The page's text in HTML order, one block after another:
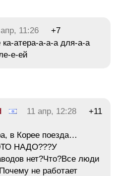
11:26
+7
атера-а-а-а для-а-а
е-ей
11 апр, 12:28 +11
в Корее поезда…
НАДО???У
нет?Что?Все люди
не работает